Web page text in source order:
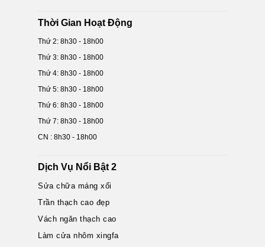
Thời Gian Hoạt Động
Thứ 2: 8h30 - 18h00
Thứ 3: 8h30 - 18h00
Thứ 4: 8h30 - 18h00
Thứ 5: 8h30 - 18h00
Thứ 6: 8h30 - 18h00
Thứ 7: 8h30 - 18h00
CN : 8h30 - 18h00
Dịch Vụ Nổi Bật 2
Sửa chữa máng xối
Trần thạch cao đẹp
Vách ngăn thạch cao
Làm cửa nhôm xingfa